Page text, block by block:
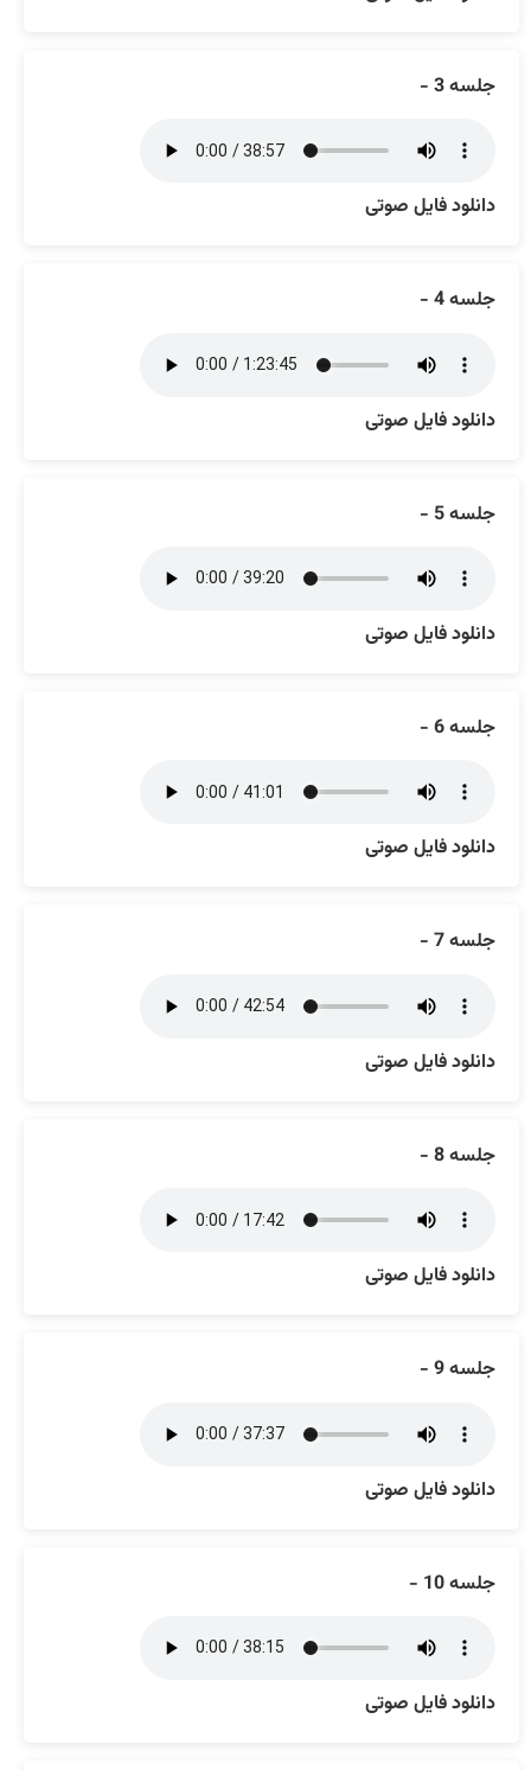
جلسه 3 -
دانلود فایل صوتی
جلسه 4 -
دانلود فایل صوتی
جلسه 5 -
دانلود فایل صوتی
جلسه 6 -
دانلود فایل صوتی
جلسه 7 -
دانلود فایل صوتی
جلسه 8 -
دانلود فایل صوتی
جلسه 9 -
دانلود فایل صوتی
جلسه 10 -
دانلود فایل صوتی